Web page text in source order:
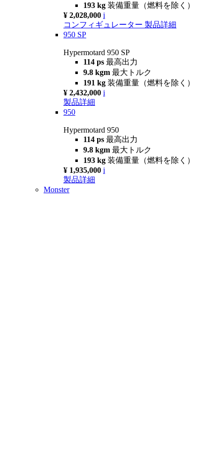
193 kg 装備重量（燃料を除く）
¥ 2,028,000 i
コンフィギュレーター 製品詳細
950 SP
Hypermotard 950 SP
114 ps 最高出力
9.8 kgm 最大トルク
191 kg 装備重量（燃料を除く）
¥ 2,432,000 i
製品詳細
950
Hypermotard 950
114 ps 最高出力
9.8 kgm 最大トルク
193 kg 装備重量（燃料を除く）
¥ 1,935,000 i
製品詳細
Monster